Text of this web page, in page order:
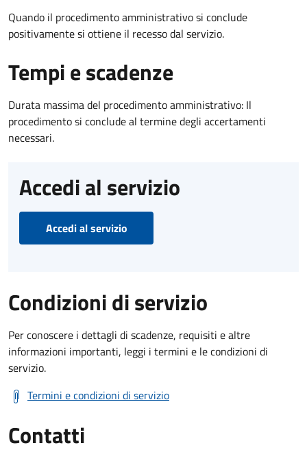
Quando il procedimento amministrativo si conclude
positivamente si ottiene il recesso dal servizio.
Tempi e scadenze
Durata massima del procedimento amministrativo: Il
procedimento si conclude al termine degli accertamenti
necessari.
Accedi al servizio
Accedi al servizio
Condizioni di servizio
Per conoscere i dettagli di scadenze, requisiti e altre
informazioni importanti, leggi i termini e le condizioni di
servizio.
Termini e condizioni di servizio
Contatti